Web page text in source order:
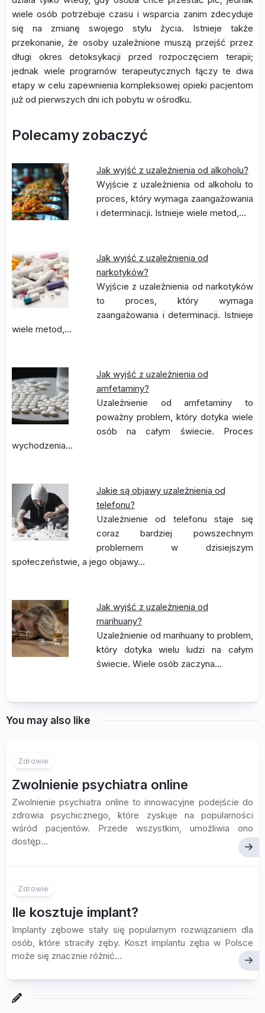
wiele osób potrzebuje czasu i wsparcia zanim zdecyduje
się na zmianę swojego stylu życia. Istnieje także
przekonanie, że osoby uzależnione muszą przejść przez
długi okres detoksykacji przed rozpoczęciem terapii;
jednak wiele programów terapeutycznych łączy te dwa
etapy w celu zapewnienia kompleksowej opieki pacjentom
już od pierwszych dni ich pobytu w ośrodku.
Polecamy zobaczyć
Jak wyjść z uzależnienia od alkoholu?
Wyjście z uzależnienia od alkoholu to
proces, który wymaga zaangażowania
i determinacji. Istnieje wiele metod,…
Jak wyjść z uzależnienia od
narkotyków?
Wyjście z uzależnienia od narkotyków
to proces, który wymaga
zaangażowania i determinacji. Istnieje
wiele metod,…
Jak wyjść z uzależnienia od
amfetaminy?
Uzależnienie od amfetaminy to
poważny problem, który dotyka wiele
osób na całym świecie. Proces
wychodzenia…
Jakie są objawy uzależnienia od
telefonu?
Uzależnienie od telefonu staje się
coraz bardziej powszechnym
problemem w dzisiejszym
społeczeństwie, a jego objawy…
Jak wyjść z uzależnienia od
marihuany?
Uzależnienie od marihuany to problem,
który dotyka wielu ludzi na całym
świecie. Wiele osób zaczyna…
You may also like
Zdrowie
Zwolnienie psychiatra online
Zwolnienie psychiatra online to innowacyjne podejście do
zdrowia psychicznego, które zyskuje na popularności
wśród pacjentów. Przede wszystkim, umożliwia ono
dostęp...
Zdrowie
Ile kosztuje implant?
Implanty zębowe stały się popularnym rozwiązaniem dla
osób, które straciły zęby. Koszt implantu zęba w Polsce
może się znacznie różnić...